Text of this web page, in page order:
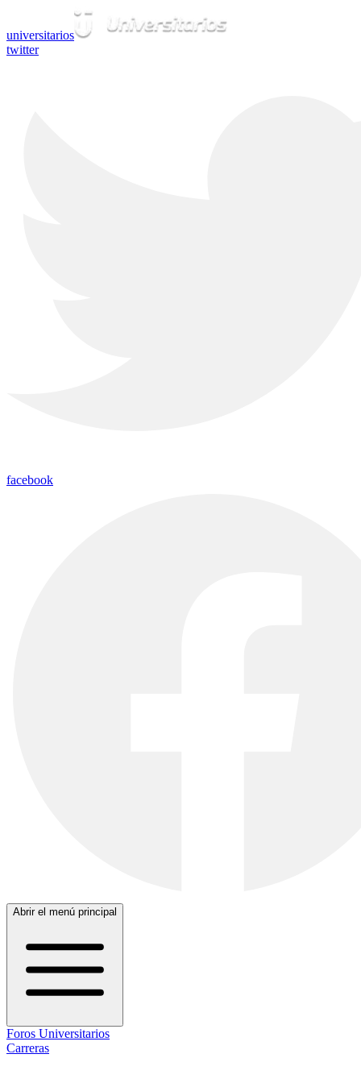
universitarios
twitter
facebook
Abrir el menú principal
Foros Universitarios
Carreras